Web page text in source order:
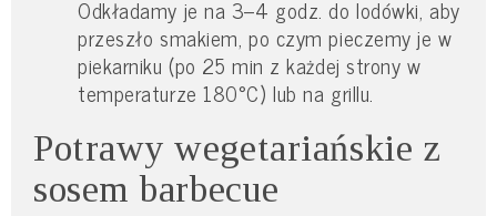
Odkładamy je na 3–4 godz. do lodówki, aby
przeszło smakiem, po czym pieczemy je w
piekarniku (po 25 min z każdej strony w
temperaturze 180°C) lub na grillu.
Potrawy wegetariańskie z
sosem barbecue